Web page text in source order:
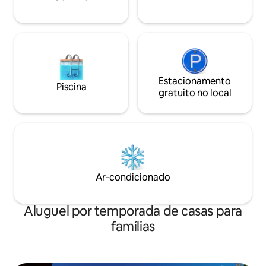
Piscina
Estacionamento
gratuito no local
Ar-condicionado
Aluguel por temporada de casas para
famílias